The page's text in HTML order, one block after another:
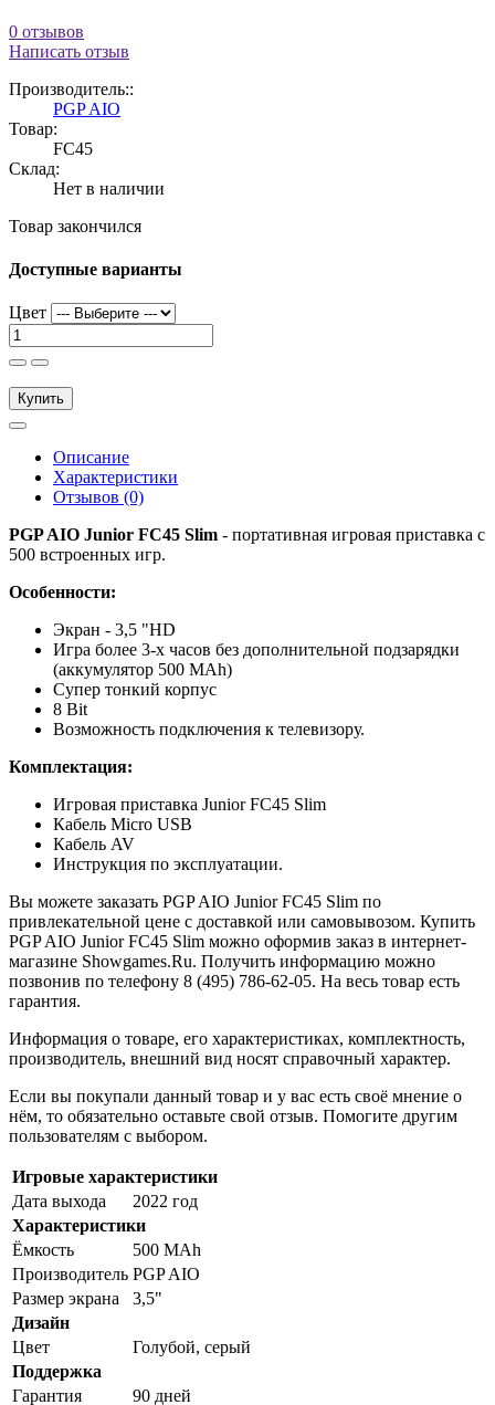
0 отзывов
Написать отзыв
Производитель::
PGP AIO
Товар:
FC45
Склад:
Нет в наличии
Товар закончился
Доступные варианты
Цвет
Купить
Описание
Характеристики
Отзывов (0)
PGP AIO Junior FC45 Slim - портативная игровая приставка с
500 встроенных игр.
Особенности:
Экран - 3,5 "HD
Игра более 3-х часов без дополнительной подзарядки
(аккумулятор 500 MAh)
Супер тонкий корпус
8 Bit
Возможность подключения к телевизору.
Комплектация:
Игровая приставка Junior FC45 Slim
Кабель Micro USB
Кабель AV
Инструкция по эксплуатации.
Вы можете заказать PGP AIO Junior FC45 Slim по
привлекательной цене с доставкой или самовывозом. Купить
PGP AIO Junior FC45 Slim можно оформив заказ в интернет-
магазине Showgames.Ru. Получить информацию можно
позвонив по телефону 8 (495) 786-62-05. На весь товар есть
гарантия.
Информация о товаре, его характеристиках, комплектность,
производитель, внешний вид носят справочный характер.
Если вы покупали данный товар и у вас есть своё мнение о
нём, то обязательно оставьте свой отзыв. Помогите другим
пользователям с выбором.
Игровые характеристики
Дата выхода
2022 год
Характеристики
Ёмкость
500 MAh
Производитель PGP AIO
Размер экрана
3,5"
Дизайн
Цвет
Голубой, серый
Поддержка
Гарантия
90 дней